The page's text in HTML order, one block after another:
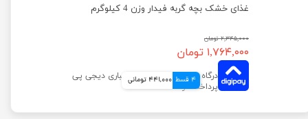
غذای خشک بچه گربه فیدار وزن 4 کیلوگرم
۲,۳۴۵,۰۰۰ تومان
۱,۷۶۴,۰۰۰ تومان
4 قسط 441,000 تومانی